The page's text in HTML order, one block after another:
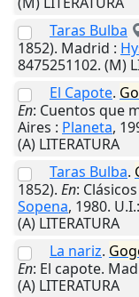
Taras Bulba
1852). Madrid :
8475251102. (M)
El Capote.
En: Cuentos que
Aires : Planeta,
(A) LITERATURA
Taras Bulba.
1852). En:
Sopena, 1980. U.I.
(A) LITERATURA
La nariz.
En: El capote.
(A) LITERATURA